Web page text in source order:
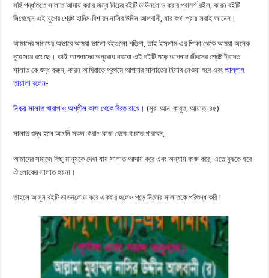
সহি পদ্ধতিতে সালাত আদায় করার জন্য নিচের বইটি ডাউনলোড করার পরামর্শ রইল, কারন বইটি
লিখেছেন এই যুগের শ্রেষ্ট হাদিস বিশারদ নাসির উদ্দিন আলবানী, যার কথা প্রায় সবাই জানেন।
আমাদের সমায়ের অভাবে আমরা ভালো বইগুলো পড়িনা, তাই ইসলাম এর শিক্ষা থেকে আমরা অনেক
দূরে সরে রয়েছে। তাই আপনাদের অনুরোধ করবো এই বইটি পড়ে আপনার জীবনের শ্রেষ্ট ইবাদত
সালাত কে শুদ্ধ করুন, কারন আখিরাতে প্রথমে আপনার সালাতের হিসাব নেওয়া হবে এবংআল্লাহ
তায়ালা বলেন-
নিশ্চয় সালাত খারাপ ও অশ্লীল কাজ থেকে বিরত রাখে। (সুরা আন-কাবুত, আয়াত-৪৫)
সালাত শুদ্ধ হলে আপনি সকল খারাপ কাজ থেকে বাচতে পারবেন,
আমাদের সমাজে কিছু মানুষকে দেখা যায় সালাত আদায় করে এবং অন্যায় কাজ করে, এতে বুঝতে হবে
ঐ লোকের সালাত হয়না।
তাহলে আসুন বইটি ডাউনলোড করে একবার হলেও পড়ে নিজের সালাতকে পরিশুদ্ধ করি।